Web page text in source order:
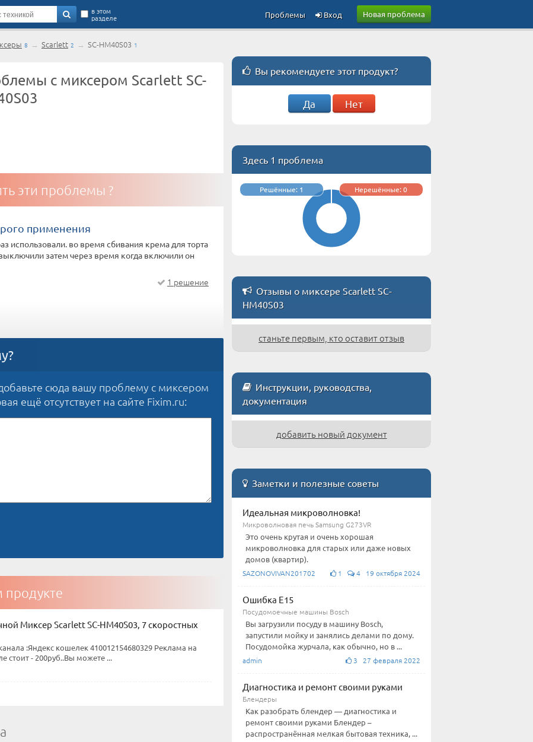
Новая проблема
в этом
разделе Вход
Проблемы
8 → Scarlett 2 → SC-HM40S03 1
с миксером Scarlett SC-
эти проблемы ?
применения
использовали. во время сбивания крема для торта
затем через время когда включили он
1 решение
сюда вашу проблему с миксером
ещё отсутствует на сайте Fixim.ru:
продукте
Миксер Scarlett SC-HM40S03, 7 скоростных
:Яндекс кошелек 410012154680329 Реклама на
стоит - 200руб..Вы можете ...
Вы рекомендуете этот продукт?
Да Нет
Здесь 1 проблема
Решённые: 1 Нерешённые: 0
Отзывы о миксере Scarlett SC-
HM40S03
станьте первым, кто оставит отзыв
Инструкции, руководства,
документация
добавить новый документ
Заметки и полезные советы
Идеальная микроволновка!
Микроволновая печь Samsung G273VR
Это очень крутая и очень хорошая
микроволновка для старых или даже новых
домов (квартир).
SAZONOVIVAN201702 1 4 19 октября 2024
Ошибка E15
Посудомоечные машины Bosch
Вы загрузили посуду в машину Bosch,
запустили мойку и занялись делами по дому.
Посудомойка журчала, как обычно, но в ...
admin 3 27 февраля 2022
Диагностика и ремонт своими руками
Блендеры
Как разобрать блендер — диагностика и
ремонт своими руками Блендер –
распространённая мелкая бытовая техника, ...